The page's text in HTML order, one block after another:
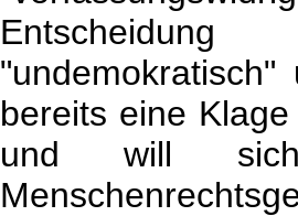
bereits eine
und will